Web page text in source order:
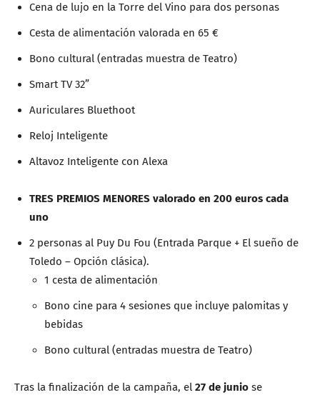
Cena de lujo en la Torre del Vino para dos personas
Cesta de alimentación valorada en 65 €
Bono cultural (entradas muestra de Teatro)
Smart TV 32”
Auriculares Bluethoot
Reloj Inteligente
Altavoz Inteligente con Alexa
TRES PREMIOS MENORES valorado en 200 euros cada
uno
2 personas al Puy Du Fou (Entrada Parque + El sueño de
Toledo – Opción clásica).
1 cesta de alimentación
Bono cine para 4 sesiones que incluye palomitas y
bebidas
Bono cultural (entradas muestra de Teatro)
Tras la finalización de la campaña, el 27 de junio se